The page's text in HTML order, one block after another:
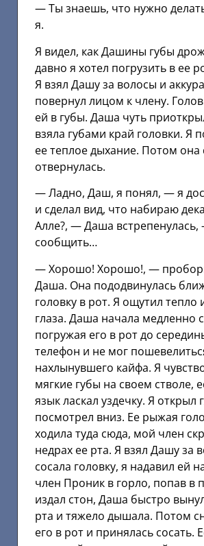
— Ты знаешь, что нужно
я.
Я видел, как Дашины губы
давно я хотел погрузить в ее
Я взял Дашу за волосы и
повернул лицом к члену.
ей в губы. Даша чуть
взяла губами край головки. Я
ее теплое дыхание. Потом она
отвернулась.
— Ладно, Даш, я понял, — я
и сделал вид, что набираю
Алле?, — Даша
сообщить…
— Хорошо! Хорошо!, —
Даша. Она пододвинулась
головку в рот. Я ощутил тепло
глаза. Даша начала медленно
погружая его в рот до
телефон и не мог
нахлынувшего кайфа. Я
мягкие губы на своем стволе,
язык ласкал уздечку. Я открыл
посмотрел вниз. Ее рыжая
ходила туда сюда, мой член
недрах ее рта. Я взял Дашу за
сосала головку, я надавил ей
член Проник в горло, попав в
издал стон, Даша быстро
рта и тяжело дышала. Потом
его в рот и принялась сосать.